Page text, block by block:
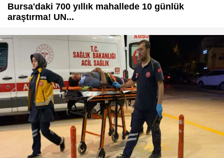
Bursa'daki 700 yıllık mahallede 10 günlük
araştırma! UN...